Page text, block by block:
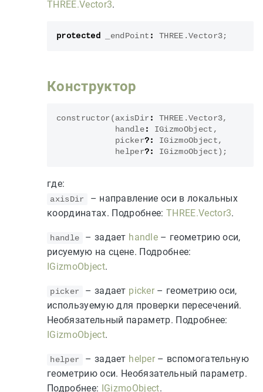
THREE.Vector3.
protected _endPoint : THREE . Vector3 ;
Конструктор
constructor ( axisDir : THREE . Vector3,
handle: IGizmoObject ,
picker?: IGizmoObject ,
helper?: IGizmoObject );
где:
axisDir
– направление оси в локальных
координатах. Подробнее: THREE.Vector3.
handle – задает handle – геометрию оси,
рисуемую на сцене. Подробнее:
IGizmoObject.
picker – задает picker – геометрию оси,
используемую для проверки пересечений.
Необязательный параметр. Подробнее:
IGizmoObject.
helper – задает helper – вспомогательную
геометрию оси. Необязательный параметр.
Подробнее: IGizmoObject.